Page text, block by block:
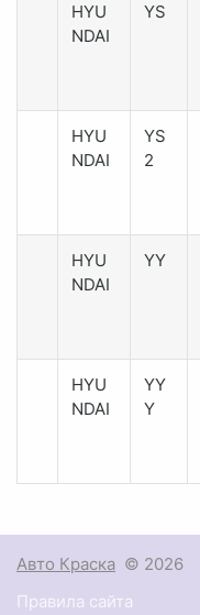
HYU
NDAI
YS
HYU
NDAI
YS
2
HYU
NDAI
YY
HYU
NDAI
YY
Y
Авто Краска © 2026
Правила сайта